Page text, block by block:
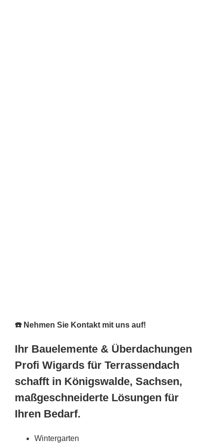
☎️ Nehmen Sie Kontakt mit uns auf!
Ihr Bauelemente & Überdachungen
Profi Wigards für Terrassendach
schafft in Königswalde, Sachsen,
maßgeschneiderte Lösungen für
Ihren Bedarf.
Wintergarten